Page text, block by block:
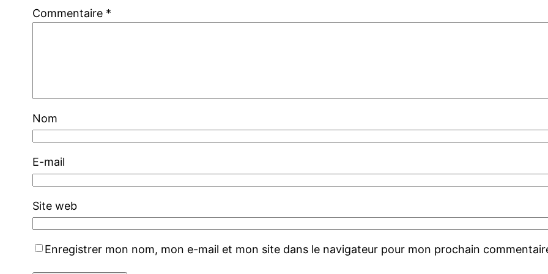
Commentaire *
Nom
E-mail
Site web
Enregistrer mon nom, mon e-mail et mon site dans le navigateur pour mon prochain